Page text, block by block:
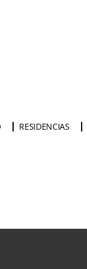
RESIDENCIAS